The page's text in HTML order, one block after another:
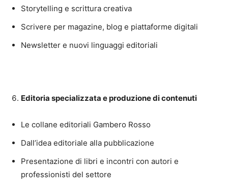
Storytelling e scrittura creativa
Scrivere per magazine, blog e piattaforme digitali
Newsletter e nuovi linguaggi editoriali
Editoria specializzata e produzione di contenuti
Le collane editoriali Gambero Rosso
Dall’idea editoriale alla pubblicazione
Presentazione di libri e incontri con autori e
professionisti del settore